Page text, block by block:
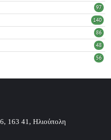
97
140
86
48
56
163 41, Ηλιούπολη